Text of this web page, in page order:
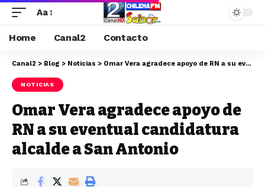
Aa
Home Canal2 Contacto
Canal2 > Blog > Noticias > Omar Vera agradece apoyo de RN a su eventual candidatura alcalde a San Antonio
NOTICIAS
Omar Vera agradece apoyo de
RN a su eventual candidatura
alcalde a San Antonio